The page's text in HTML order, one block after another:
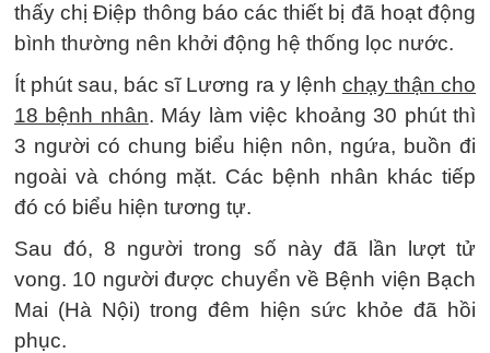
thấy chị Điệp thông báo các thiết bị đã hoạt động
bình thường nên khởi động hệ thống lọc nước.
Ít phút sau, bác sĩ Lương ra y lệnh chạy thận cho
18 bệnh nhân. Máy làm việc khoảng 30 phút thì
3 người có chung biểu hiện nôn, ngứa, buồn đi
ngoài và chóng mặt. Các bệnh nhân khác tiếp
đó có biểu hiện tương tự.
Sau đó, 8 người trong số này đã lần lượt tử
vong. 10 người được chuyển về Bệnh viện Bạch
Mai (Hà Nội) trong đêm hiện sức khỏe đã hồi
phục.